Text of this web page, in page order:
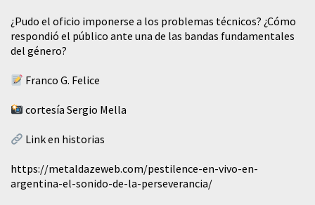
¿Pudo el oficio imponerse a los problemas técnicos? ¿Cómo
respondió el público ante una de las bandas fundamentales
del género?
Franco G. Felice
cortesía Sergio Mella
Link en historias
https://metaldazeweb.com/pestilence-en-vivo-en-
argentina-el-sonido-de-la-perseverancia/